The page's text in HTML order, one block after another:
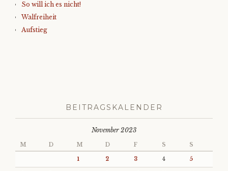
So will ich es nicht!
Walfreiheit
Aufstieg
BEITRAGSKALENDER
November 2023
M D M D F S S
1 2 3 4 5